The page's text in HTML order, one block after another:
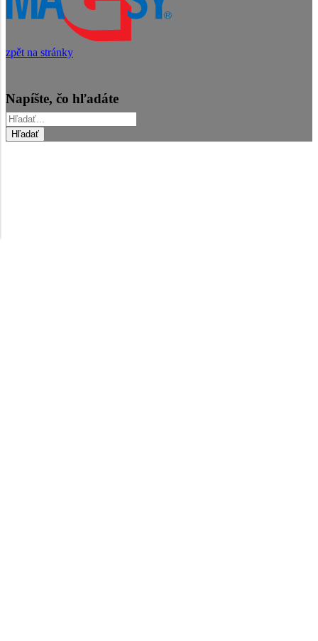
zpět na stránky
Napíšte, čo hľadáte